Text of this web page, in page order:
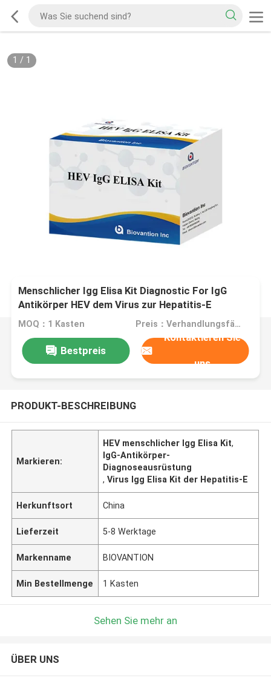
1 / 1
Menschlicher Igg Elisa Kit Diagnostic For IgG
Antikörper HEV dem Virus zur Hepatitis-E
MOQ：1 Kasten Preis：Verhandlungsfähig
Bestpreis
Kontaktieren Sie
uns
PRODUKT-BESCHREIBUNG
Markieren:
HEV menschlicher Igg Elisa Kit,
IgG-Antikörper-
Diagnoseausrüstung
,Virus Igg Elisa Kit der Hepatitis-E
Herkunftsort China
Lieferzeit 5-8 Werktage
Markenname BIOVANTION
Min Bestellmenge 1 Kasten
Sehen Sie mehr an
ÜBER UNS